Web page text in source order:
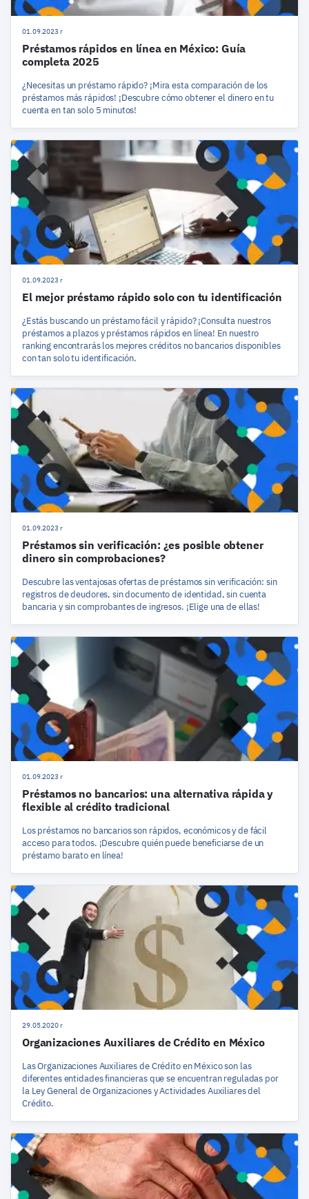
01.09.2023 r
Préstamos rápidos en línea en México: Guía
completa 2025
¿Necesitas un préstamo rápido? ¡Mira esta comparación de los
préstamos más rápidos! ¡Descubre cómo obtener el dinero en tu
cuenta en tan solo 5 minutos!
01.09.2023 r
El mejor préstamo rápido solo con tu identificación
¿Estás buscando un préstamo fácil y rápido? ¡Consulta nuestros
préstamos a plazos y préstamos rápidos en línea! En nuestro
ranking encontrarás los mejores créditos no bancarios disponibles
con tan solo tu identificación.
01.09.2023 r
Préstamos sin verificación: ¿es posible obtener
dinero sin comprobaciones?
Descubre las ventajosas ofertas de préstamos sin verificación: sin
registros de deudores, sin documento de identidad, sin cuenta
bancaria y sin comprobantes de ingresos. ¡Elige una de ellas!
01.09.2023 r
Préstamos no bancarios: una alternativa rápida y
flexible al crédito tradicional
Los préstamos no bancarios son rápidos, económicos y de fácil
acceso para todos. ¡Descubre quién puede beneficiarse de un
préstamo barato en línea!
29.05.2020 r
Organizaciones Auxiliares de Crédito en México
Las Organizaciones Auxiliares de Crédito en México son las
diferentes entidades financieras que se encuentran reguladas por
la Ley General de Organizaciones y Actividades Auxiliares del
Crédito.